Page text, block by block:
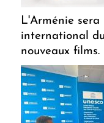
L'Arménie sera
international
nouveaux films.